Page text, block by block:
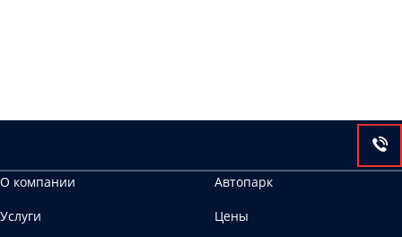
О компании
Автопарк
Услуги
Цены